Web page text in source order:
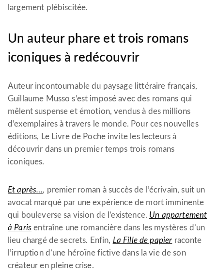
largement plébiscitée.
Un auteur phare et trois romans
iconiques à redécouvrir
Auteur incontournable du paysage littéraire français,
Guillaume Musso s’est imposé avec des romans qui
mêlent suspense et émotion, vendus à des millions
d’exemplaires à travers le monde. Pour ces nouvelles
éditions, Le Livre de Poche invite les lecteurs à
découvrir dans un premier temps trois romans
iconiques.
Et après…, premier roman à succès de l’écrivain, suit un
avocat marqué par une expérience de mort imminente
qui bouleverse sa vision de l’existence. Un appartement
à Paris entraîne une romancière dans les mystères d’un
lieu chargé de secrets. Enfin, La Fille de papier raconte
l’irruption d’une héroïne fictive dans la vie de son
créateur en pleine crise.